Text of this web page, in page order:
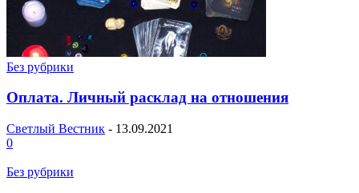
Без рубрики
Оплата. Личный расклад на отношения
Светлый Вестник - 13.09.2021
0
Без рубрики